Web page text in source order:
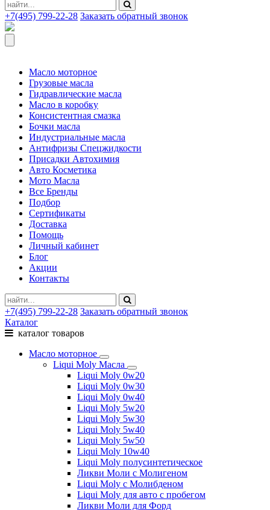
+7(495) 799-22-28 Заказать обратный звонок
Масло моторное
Грузовые масла
Гидравлические масла
Масло в коробку
Консистентная смазка
Бочки масла
Индустриальные масла
Антифризы Спецжидкости
Присадки Автохимия
Авто Косметика
Мото Масла
Все Бренды
Подбор
Сертификаты
Доставка
Помощь
Личный кабинет
Блог
Акции
Контакты
+7(495) 799-22-28 Заказать обратный звонок
Каталог
каталог товаров
Масло моторное
Liqui Moly Масла
Liqui Moly 0w20
Liqui Moly 0w30
Liqui Moly 0w40
Liqui Moly 5w20
Liqui Moly 5w30
Liqui Moly 5w40
Liqui Moly 5w50
Liqui Moly 10w40
Liqui Moly полусинтетическое
Ликви Моли с Молигеном
Liqui Moly с Молибденом
Liqui Moly для авто с пробегом
Ликви Моли для Форд